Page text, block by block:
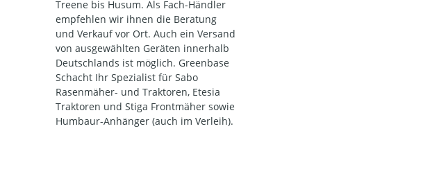
Treene bis Husum. Als Fach-Händler
empfehlen wir ihnen die Beratung
und Verkauf vor Ort. Auch ein Versand
von ausgewählten Geräten innerhalb
Deutschlands ist möglich. Greenbase
Schacht Ihr Spezialist für Sabo
Rasenmäher- und Traktoren, Etesia
Traktoren und Stiga Frontmäher sowie
Humbaur-Anhänger (auch im Verleih).